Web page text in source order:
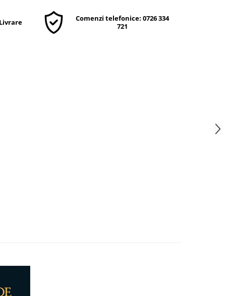
Comenzi telefonice: 0726 334
721